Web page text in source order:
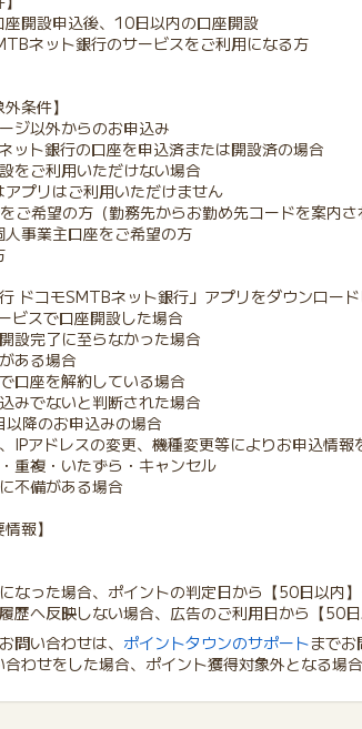
開設申込後、10日以内の口座開設
ネット銀行のサービスをご利用になる方
条件】
ジ以外からのお申込み
ット銀行の口座を申込済または開設済の場合
をご利用いただけない場合
プリはご利用いただけません
ご希望の方（勤務先からお勤め先コードを案内さ
人事業主口座をご希望の方
ドコモSMTBネット銀行」アプリをダウンロー
ビスで口座開設した場合
設完了に至らなかった場合
ある場合
口座を解約している場合
みでないと判断された場合
降のお申込みの場合
IPアドレスの変更、機種変更等によりお申込情報
重複・いたずら・キャンセル
不備がある場合
報】
なった場合、ポイントの判定日から【50日以内】
歴へ反映しない場合、広告のご利用日から【50
問い合わせは、 ポイントタウンのサポートまでお
わせをした場合、ポイント獲得対象外となる場